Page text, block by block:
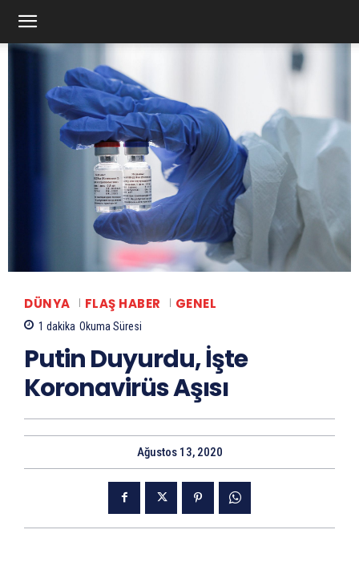
DÜNYA FLAŞ HABER GENEL
1 dakika Okuma Süresi
Putin Duyurdu, İşte
Koronavirüs Aşısı
Ağustos 13, 2020